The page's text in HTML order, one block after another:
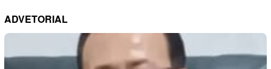
ADVETORIAL